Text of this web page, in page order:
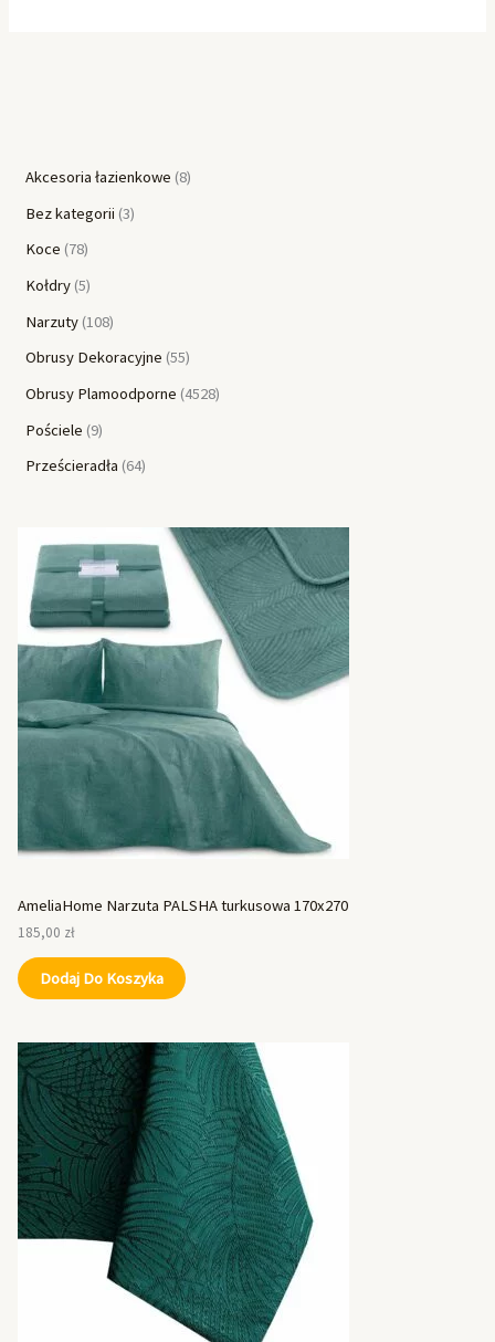
Akcesoria łazienkowe 8
Bez kategorii 3
Koce 78
Kołdry 5
Narzuty 108
Obrusy Dekoracyjne 55
Obrusy Plamoodporne 4528
Pościele 9
Prześcieradła 64
AmeliaHome Narzuta PALSHA turkusowa 170x270
185,00 zł
Dodaj Do Koszyka